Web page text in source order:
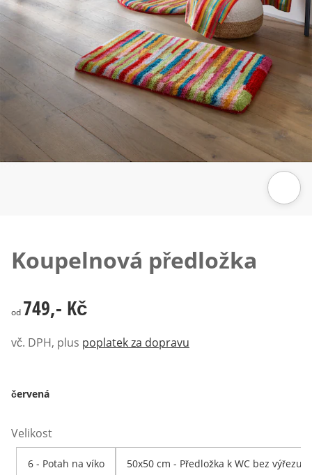
Koupelnová předložka
749,- Kč
od 749,- Kč
vč. DPH, plus poplatek za dopravu
červená
Velikost
6 - Potah na víko 50x50 cm - Předložka k WC bez výřezu